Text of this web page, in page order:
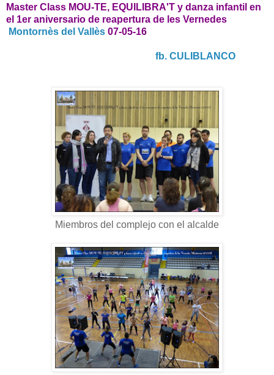
Master Class MOU-TE, EQUILIBRA'T y danza infantil en
el 1er aniversario de reapertura de les Vernedes
Montornès del Vallès 07-05-16
fb. CULIBLANCO
Miembros del complejo con el alcalde